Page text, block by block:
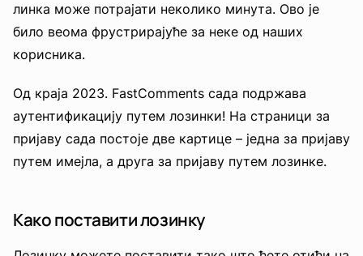
линка може потрајати неколико минута. Ово је
било веома фрустрирајуће за неке од наших
корисника.
Од краја 2023. FastComments сада подржава
аутентификацију путем лозинки! На страници за
пријаву сада постоје две картице – једна за пријаву
путем имејла, а друга за пријаву путем лозинке.
Како поставити лозинку